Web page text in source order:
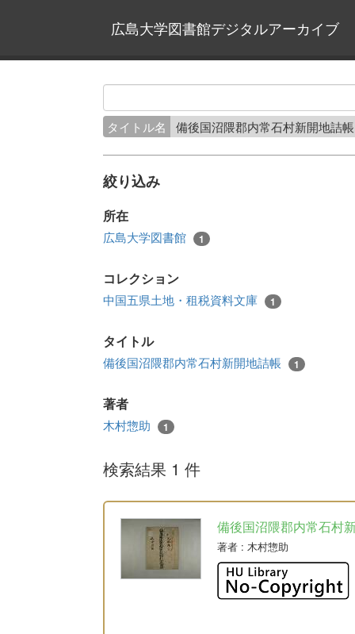
広島大学図書館デジタルアーカイブ
タイトル名 備後国沼隈郡内常石村新開地詰
絞り込み
所在
広島大学図書館 1
コレクション
中国五県土地・租税資料文庫 1
タイトル
備後国沼隈郡内常石村新開地詰帳 1
著者
木村惣助 1
検索結果 1 件
備後国沼隈郡内常石村
著者 : 木村惣助